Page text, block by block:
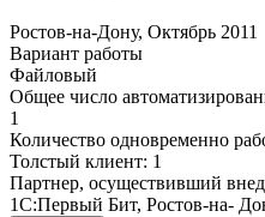
Ростов-на-Дону, Октябрь 2011
Вариант работы
Файловый
Общее число
1
Количество одновременно
Толстый клиент: 1
Партнер, осуществивший
1С:Первый Бит, Ростов-на-